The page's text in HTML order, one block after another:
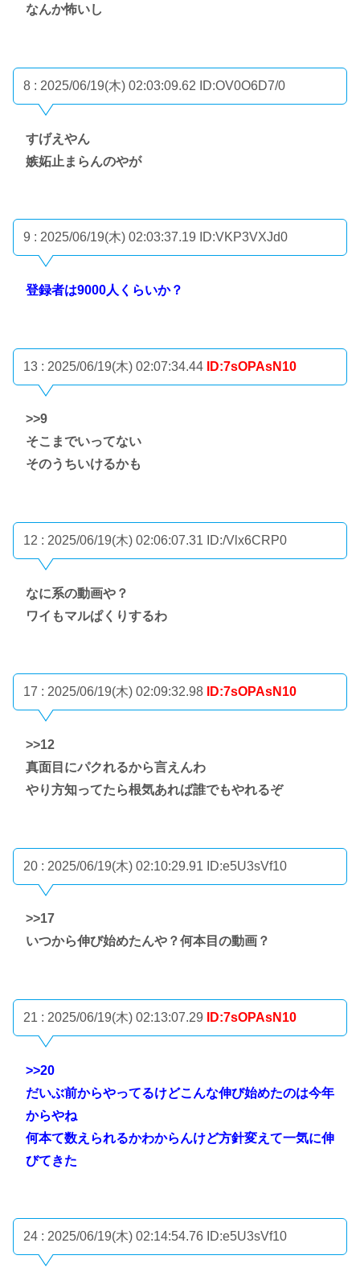
なんか怖いし
8 : 2025/06/19(木) 02:03:09.62 ID:OV0O6D7/0
すげえやん
嫉妬止まらんのやが
9 : 2025/06/19(木) 02:03:37.19 ID:VKP3VXJd0
登録者は9000人くらいか？
13 : 2025/06/19(木) 02:07:34.44 ID:7sOPAsN10
>>9
そこまでいってない
そのうちいけるかも
12 : 2025/06/19(木) 02:06:07.31 ID:/Vlx6CRP0
なに系の動画や？
ワイもマルぱくりするわ
17 : 2025/06/19(木) 02:09:32.98 ID:7sOPAsN10
>>12
真面目にパクれるから言えんわ
やり方知ってたら根気あれば誰でもやれるぞ
20 : 2025/06/19(木) 02:10:29.91 ID:e5U3sVf10
>>17
いつから伸び始めたんや？何本目の動画？
21 : 2025/06/19(木) 02:13:07.29 ID:7sOPAsN10
>>20
だいぶ前からやってるけどこんな伸び始めたのは今年
からやね
何本て数えられるかわからんけど方針変えて一気に伸
びてきた
24 : 2025/06/19(木) 02:14:54.76 ID:e5U3sVf10